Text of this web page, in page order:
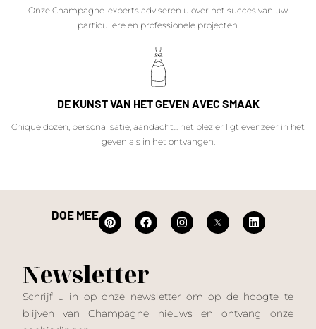
Onze Champagne-experts adviseren u over het succes van uw
particuliere en professionele projecten.
DE KUNST VAN HET GEVEN AVEC SMAAK
Chique dozen, personalisatie, aandacht... het plezier ligt evenzeer in het
geven als in het ontvangen.
DOE MEE
Newsletter
Schrijf u in op onze newsletter om op de hoogte te
blijven van Champagne nieuws en ontvang onze